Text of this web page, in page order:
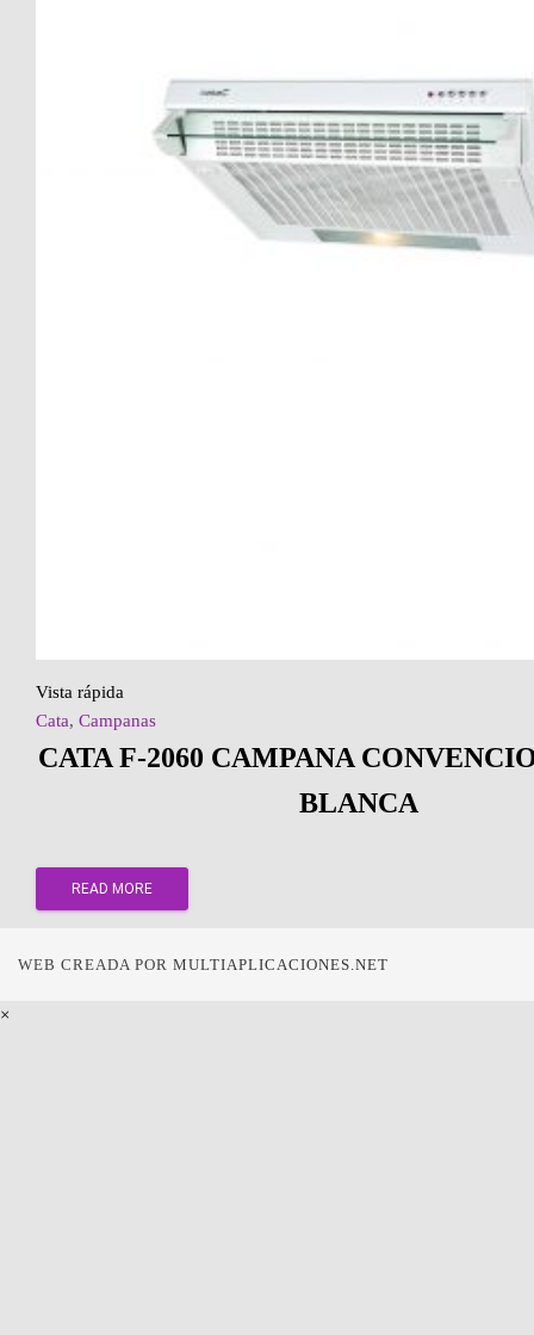
Vista rápida
Cata, Campanas
CATA F-2060 CAMPANA
BLANCA
READ MORE
WEB CREADA POR MULTIAPLICACIONES.NET
×